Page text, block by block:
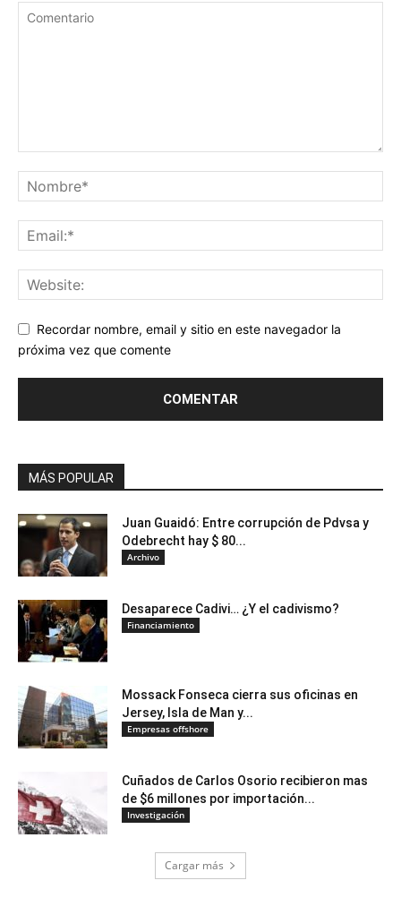
Recordar nombre, email y sitio en este navegador la
próxima vez que comente
MÁS POPULAR
Juan Guaidó: Entre corrupción de Pdvsa y
Odebrecht hay $ 80...
Archivo
Desaparece Cadivi… ¿Y el cadivismo?
Financiamiento
Mossack Fonseca cierra sus oficinas en
Jersey, Isla de Man y...
Empresas offshore
Cuñados de Carlos Osorio recibieron mas
de $6 millones por importación...
Investigación
Cargar más